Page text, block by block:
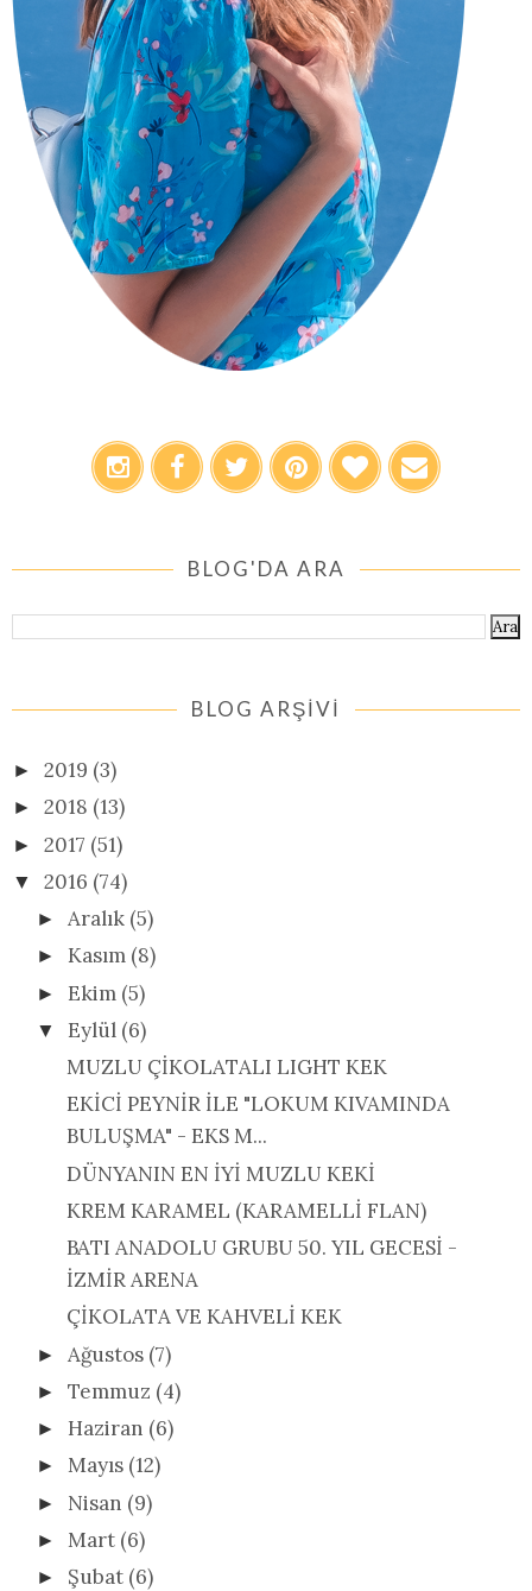
BLOG'DA ARA
BLOG ARŞİVİ
► 2019 (3)
► 2018 (13)
► 2017 (51)
▼ 2016 (74)
►Aralık (5)
► Kasım (8)
► Ekim (5)
▼ Eylül (6)
MUZLU ÇİKOLATALI LIGHT KEK
EKİCİ PEYNİR İLE "LOKUM KIVAMINDA
BULUŞMA" - EKS M...
DÜNYANIN EN İYİ MUZLU KEKİ
KREM KARAMEL (KARAMELLİ FLAN)
BATI ANADOLU GRUBU 50. YIL GECESİ -
İZMİR ARENA
ÇİKOLATA VE KAHVELİ KEK
► Ağustos (7)
►Temmuz (4)
► Haziran (6)
►Mayıs (12)
► Nisan (9)
► Mart (6)
► Şubat (6)